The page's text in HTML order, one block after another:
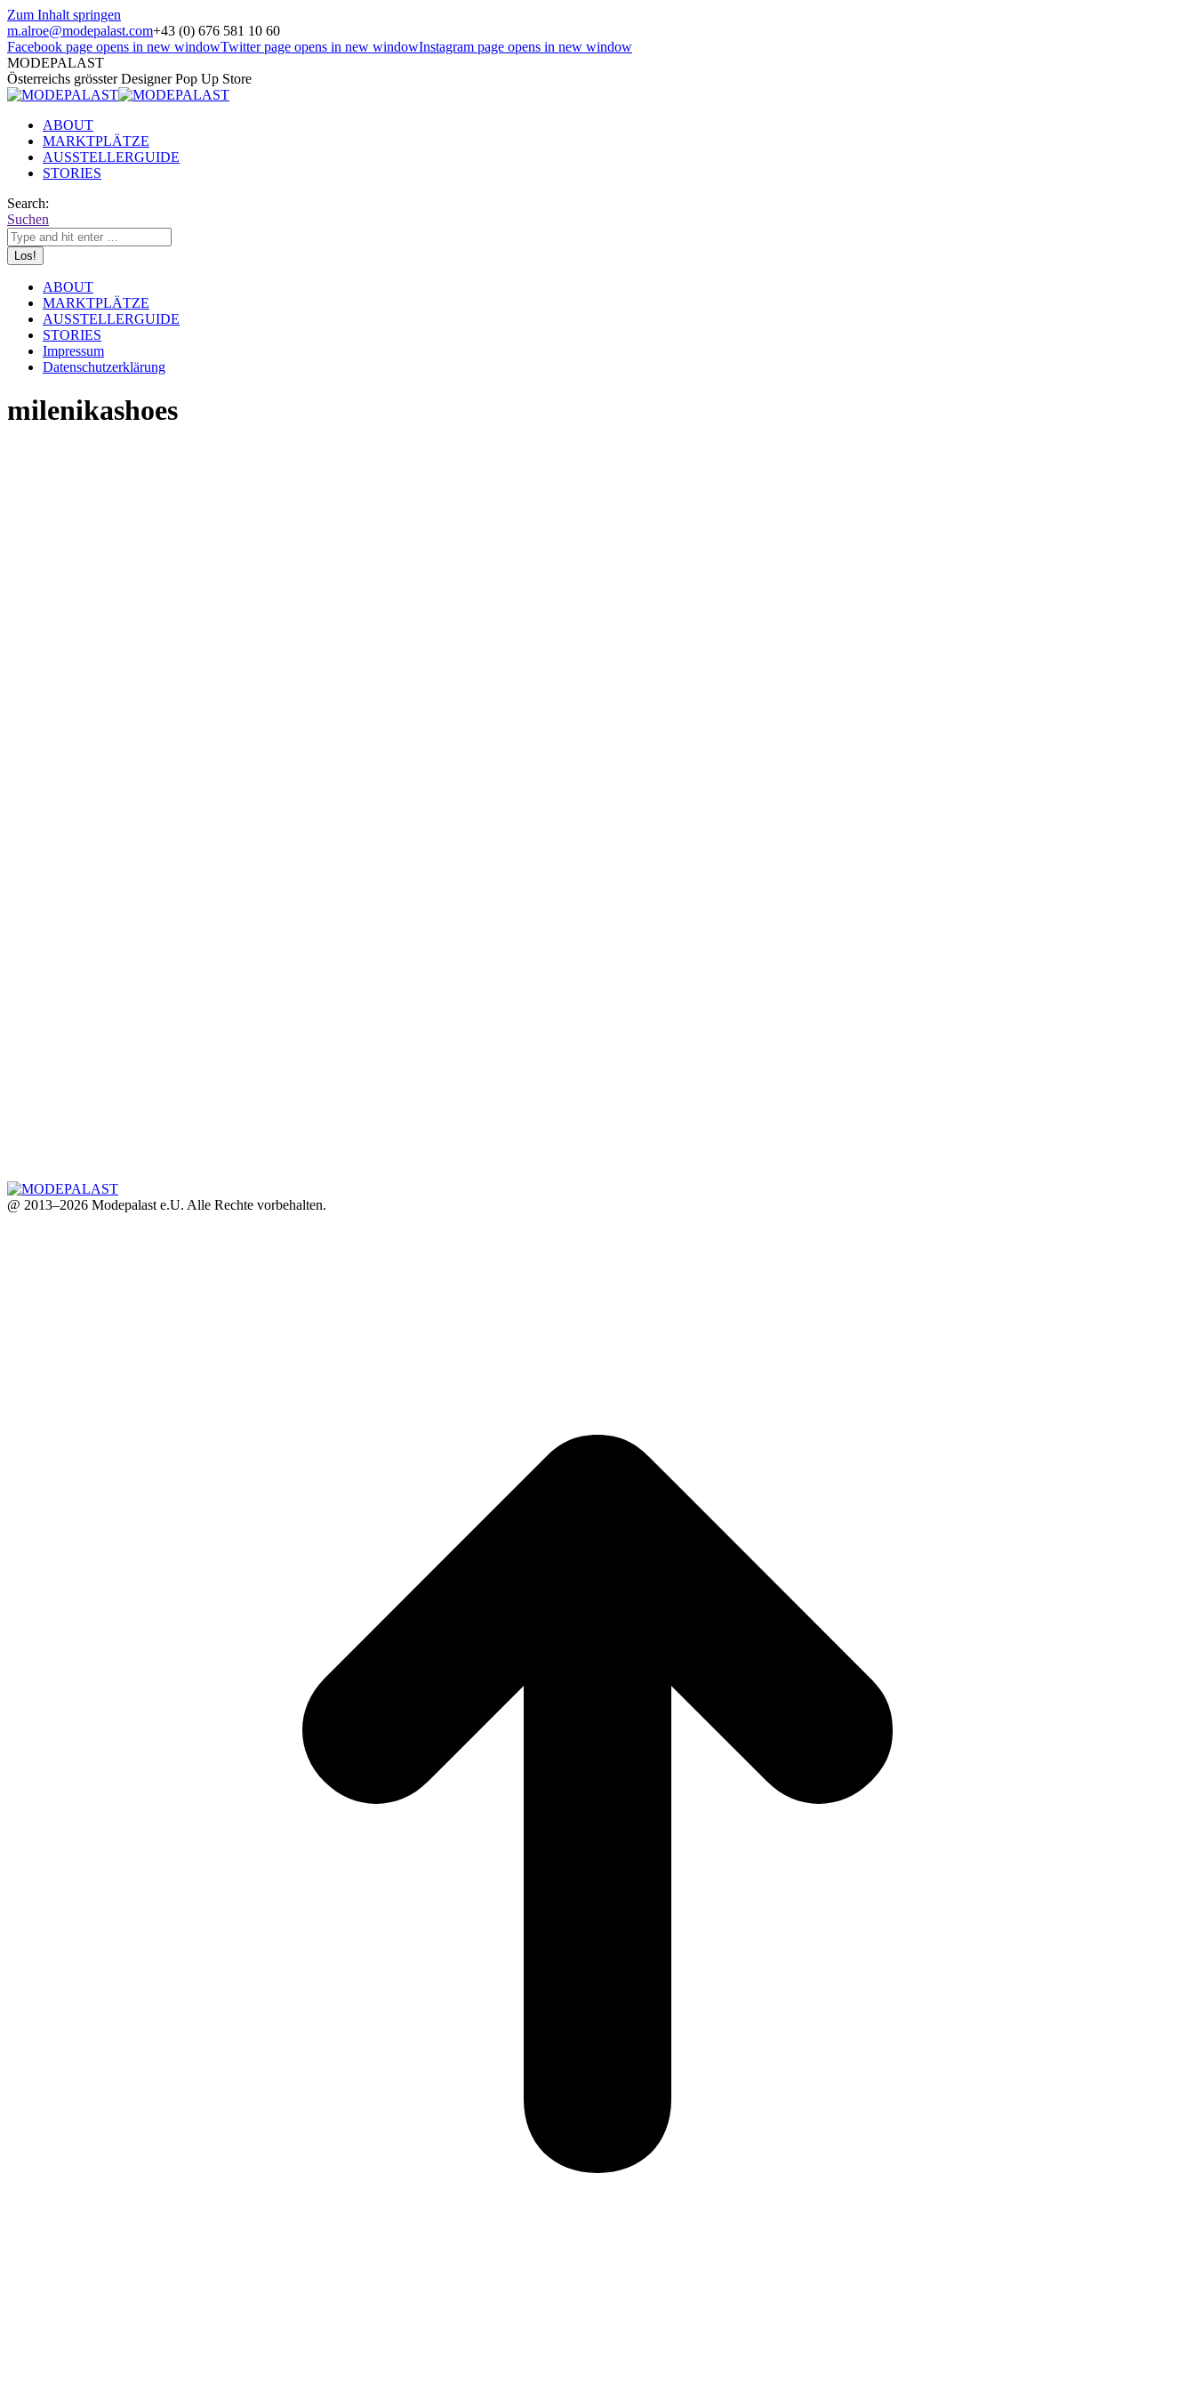
Zum Inhalt springen
m.alroe@modepalast.com+43 (0) 676 581 10 60
Facebook page opens in new windowTwitter page opens in new windowInstagram page opens in new window
MODEPALAST
Österreichs grösster Designer Pop Up Store
ABOUT
MARKTPLÄTZE
AUSSTELLERGUIDE
STORIES
Search:
Suchen
ABOUT
MARKTPLÄTZE
AUSSTELLERGUIDE
STORIES
Impressum
Datenschutzerklärung
milenikashoes
@ 2013–2026 Modepalast e.U. Alle Rechte vorbehalten.